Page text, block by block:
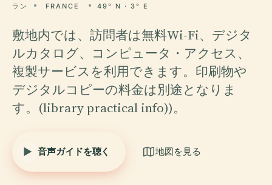
ラン FRANCE 49° N · 3° E
敷地内では、訪問者は無料Wi-Fi、デジタ
ルカタログ、コンピュータ・アクセス、
複製サービスを利用できます。印刷物や
デジタルコピーの料金は別途となりま
す。(library practical info))。
音声ガイドを聴く 地図を見る